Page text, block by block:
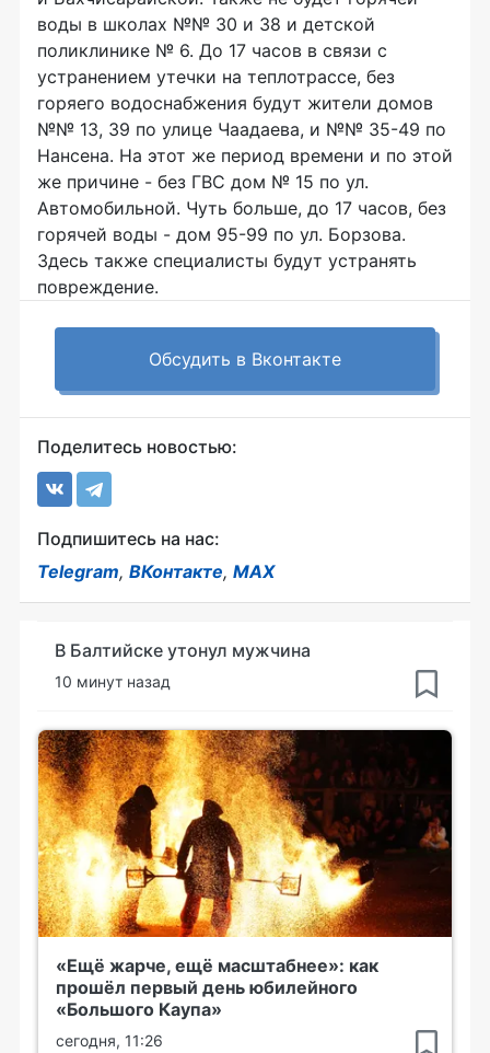
воды в школах №№ 30 и 38 и детской
поликлинике № 6. До 17 часов в связи с
устранением утечки на теплотрассе, без
горяего водоснабжения будут жители домов
№№ 13, 39 по улице Чаадаева, и №№ 35-49 по
Нансена. На этот же период времени и по этой
же причине - без ГВС дом № 15 по ул.
Автомобильной. Чуть больше, до 17 часов, без
горячей воды - дом 95-99 по ул. Борзова.
Здесь также специалисты будут устранять
повреждение.
Обсудить в Вконтакте
Поделитесь новостью:
Подпишитесь на нас:
Telegram, ВКонтакте, MAX
В Балтийске утонул мужчина
10 минут назад
«Ещё жарче, ещё масштабнее»: как
прошёл первый день юбилейного
«Большого Каупа»
сегодня, 11:26